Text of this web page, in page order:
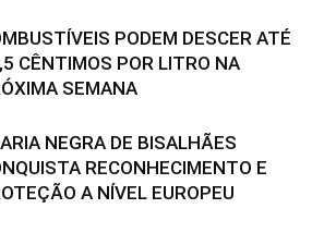
PODEM DESCER ATÉ
CÊNTIMOS POR LITRO NA
SEMANA
NEGRA DE BISALHÃES
RECONHECIMENTO E
A NÍVEL EUROPEU